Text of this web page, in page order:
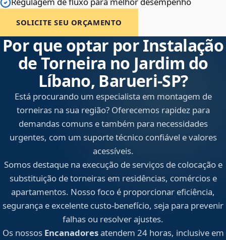
SOLICITE SEU ORÇAMENTO
Por que optar por Instalação
de Torneira no Jardim do
Líbano, Barueri‑SP?
Está procurando um especialista em montagem de
torneiras na sua região? Oferecemos rapidez para
demandas comuns e também para necessidades
urgentes, com um suporte técnico confiável e valores
acessíveis.
Somos destaque na execução de serviços de colocação e
substituição de torneiras em residências, comércios e
apartamentos. Nosso foco é proporcionar eficiência,
segurança e excelente custo-benefício, seja para prevenir
falhas ou resolver ajustes.
Os nossos Encanadoresatendem 24 horas, inclusive em